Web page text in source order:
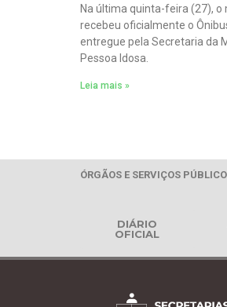
Na última quinta-feira (27), o
recebeu oficialmente o
entregue pela Secretaria da
Pessoa Idosa.
Leia mais »
ÓRGÃOS E SERVIÇOS
DIÁRIO
OFICIAL